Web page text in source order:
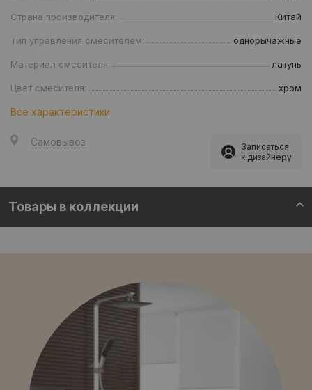
Страна производителя: Китай
Тип управления смесителем: однорычажные
Материал смесителя: латунь
Цвет смесителя: хром
Все характеристики
Самовывоз
Записаться
к дизайнеру
Товары в коллекции